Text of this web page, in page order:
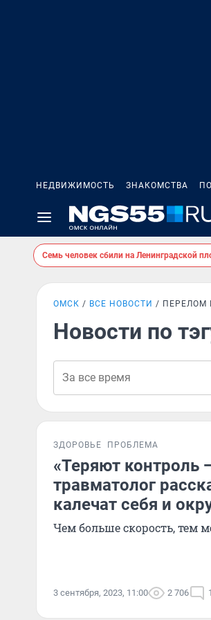
НЕДВИЖИМОСТЬ ЗНАКОМСТВА
Семь человек сбили на Ленинградской
ОМСК ВСЕ НОВОСТИ ПЕРЕЛОМ
Новости по
ЗДОРОВЬЕ ПРОБЛЕМА
«Теряют
травматолог
калечат себя и
Чем больше скорость, тем
3 сентября, 2023, 11:00 2 706